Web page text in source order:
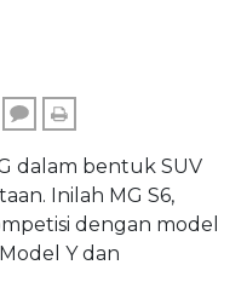
PINTERESTCOMMENTS
dalam bentuk SUV
Inilah MG S6,
dengan model
Y dan